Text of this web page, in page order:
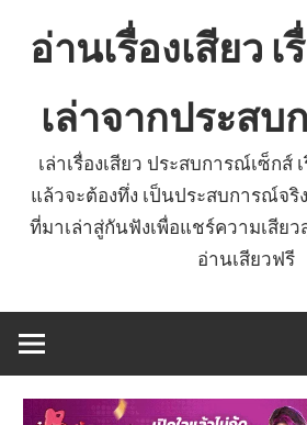
อ่านเรื่องเสียว เ
เล่าจากประสบ
เล่าเรื่องเสียว ประสบการณ์เซ็กส์
แล้วจะต้องทึ่ง เป็นประสบการณ์จริ
ที่มาเล่าสู่กันฟังเพื่อแชร์ความเสีย
อ่านเสียวฟรี